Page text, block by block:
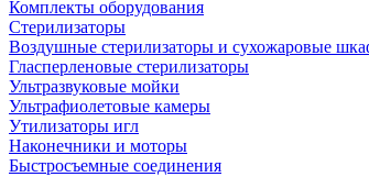
Комплекты оборудования
Стерилизаторы
Воздушные стерилизаторы и сухожаровые
Гласперленовые стерилизаторы
Ультразвуковые мойки
Ультрафиолетовые камеры
Утилизаторы игл
Наконечники и моторы
Быстросъемные соединения